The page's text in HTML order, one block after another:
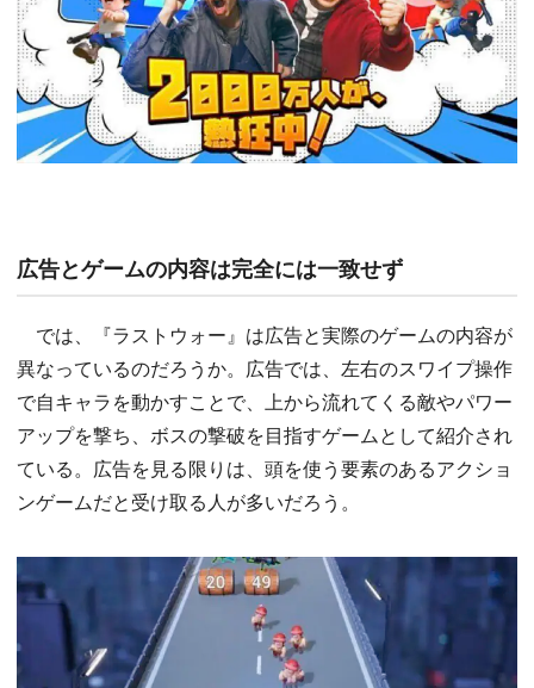
広告とゲームの内容は完全には一致せず
では、『ラストウォー』は広告と実際のゲームの内容が
異なっているのだろうか。広告では、左右のスワイプ操作
で自キャラを動かすことで、上から流れてくる敵やパワー
アップを撃ち、ボスの撃破を目指すゲームとして紹介され
ている。広告を見る限りは、頭を使う要素のあるアクショ
ンゲームだと受け取る人が多いだろう。